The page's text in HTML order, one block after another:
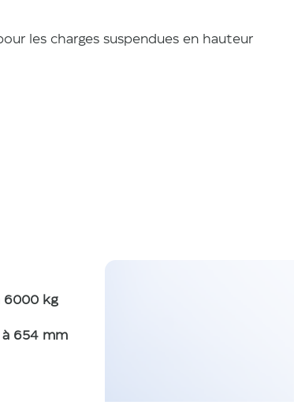
les charges suspendues en hauteur
6000 kg
654 mm